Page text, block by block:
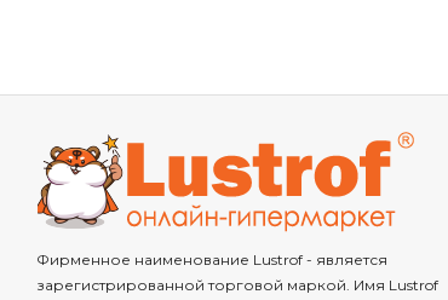
Фирменное наименование Lustrof - является
зарегистрированной торговой маркой. Имя Lustrof